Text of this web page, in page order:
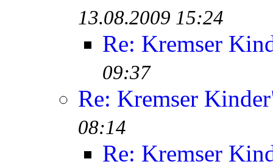
13.08.2009 15:24
Re: Kremser
09:37
Re: Kremser
08:14
Re: Kremser